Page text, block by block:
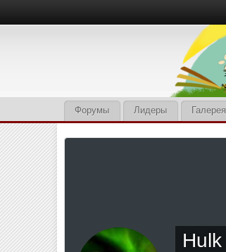
Форумы Лидеры Галерея
Hulk